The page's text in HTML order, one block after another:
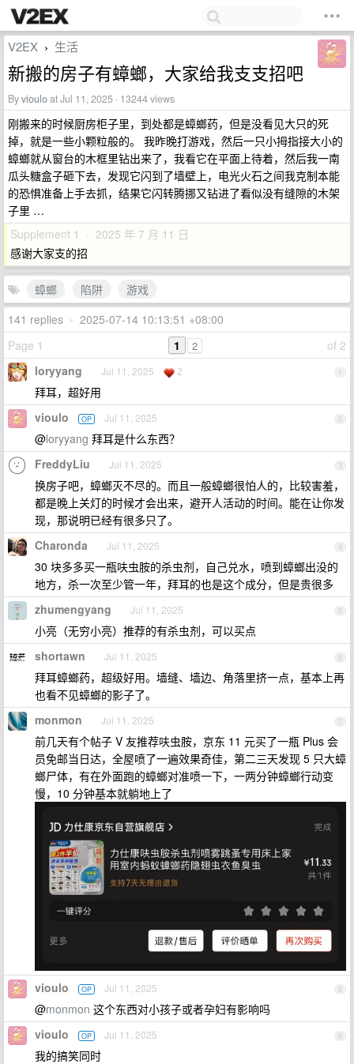
V2EX › 生活
新搬的房子有蟑螂，大家给我支支招吧
Byviouloat Jul 11, 2025 · 13244 views
刚搬来的时候厨房柜子里，到处都是蟑螂药，但是没看见大只的死
掉，就是一些小颗粒般的。 我昨晚打游戏，然后一只小拇指接大小的
蟑螂就从窗台的木框里钻出来了，我看它在平面上待着，然后我一南
瓜头糖盒子砸下去，发现它闪到了墙壁上，电光火石之间我克制本能
的恐惧准备上手去抓，结果它闪转腾挪又钻进了看似没有缝隙的木架
子里 …
Supplement 1 · 2025 年 7 月 11 日
感谢大家支的招
蟑螂 陷阱
游戏
141 replies • 2025-07-14 10:13:51 +08:00
Page 1
of 2
1 2
1
loryyang Jul 11, 2025 2
拜耳，超好用
2
vioulo OP Jul 11, 2025
@loryyang 拜耳是什么东西？
3
FreddyLiu Jul 11, 2025
换房子吧，蟑螂灭不尽的。而且一般蟑螂很怕人的，比较害羞，
都是晚上关灯的时候才会出来，避开人活动的时间。能在让你发
现，那说明已经有很多只了。
4
Charonda Jul 11, 2025
30 块多多买一瓶呋虫胺的杀虫剂，自己兑水，喷到蟑螂出没的
地方，杀一次至少管一年，拜耳的也是这个成分，但是贵很多
5
zhumengyang Jul 11, 2025
小亮（无穷小亮）推荐的有杀虫剂，可以买点
6
shortawn Jul 11, 2025
拜耳蟑螂药，超级好用。墙缝、墙边、角落里挤一点，基本上再
也看不见蟑螂的影子了。
7
monmon Jul 11, 2025
前几天有个帖子 V 友推荐呋虫胺，京东 11 元买了一瓶 Plus 会
员免邮当日达，全屋喷了一遍效果奇佳，第二三天发现 5 只大蟑
螂尸体，有在外面跑的蟑螂对准喷一下，一两分钟蟑螂行动变
慢，10 分钟基本就躺地上了
8
vioulo OP Jul 11, 2025
@monmon 这个东西对小孩子或者孕妇有影响吗
9
vioulo OP Jul 11, 2025
我的搞笑同时